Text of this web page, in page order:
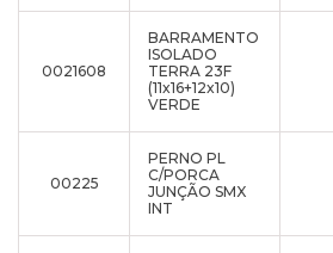
0021608
BARRAMENTO
ISOLADO
TERRA 23F
(11x16+12x10)
VERDE
00225
PERNO PL
C/PORCA
JUNÇÃO SMX
INT